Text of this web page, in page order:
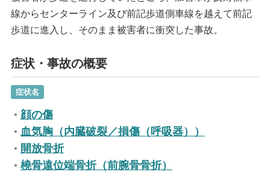
線からセンターライン及び前記歩道側車線を越えて前記
歩道に進入し、そのまま被害者に衝突した事故。
症状・事故の概要
症状名
顔の傷
血気胸（内臓破裂／損傷（呼吸器））
開放骨折
橈骨遠位端骨折（前腕骨骨折）